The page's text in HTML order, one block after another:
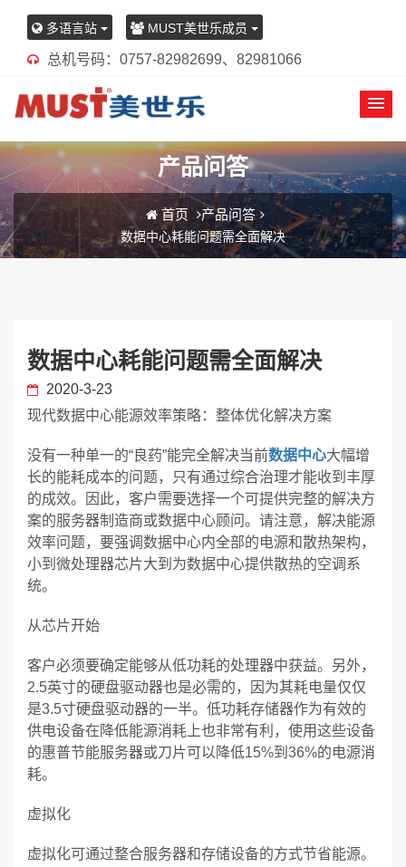
多语言站 MUST美世乐成员
总机号码：0757-82982699、82981066
产品问答
首页 产品问答
数据中心耗能问题需全面解决
数据中心耗能问题需全面解决
2020-3-23
现代数据中心能源效率策略：整体优化解决方案
没有一种单一的“良药”能完全解决当前数据中心大幅增
长的能耗成本的问题，只有通过综合治理才能收到丰厚
的成效。因此，客户需要选择一个可提供完整的解决方
案的服务器制造商或数据中心顾问。请注意，解决能源
效率问题，要强调数据中心内全部的电源和散热架构，
小到微处理器芯片大到为数据中心提供散热的空调系
统。
从芯片开始
客户必须要确定能够从低功耗的处理器中获益。另外，
2.5英寸的硬盘驱动器也是必需的，因为其耗电量仅仅
是3.5寸硬盘驱动器的一半。低功耗存储器作为有效的
供电设备在降低能源消耗上也非常有利，使用这些设备
的惠普节能服务器或刀片可以降低15%到36%的电源消
耗。
虚拟化
虚拟化可通过整合服务器和存储设备的方式节省能源。